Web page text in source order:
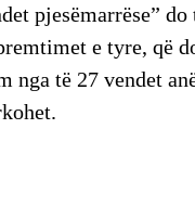
pjesëmarrëse” do
e tyre, që
nga të 27 vendet